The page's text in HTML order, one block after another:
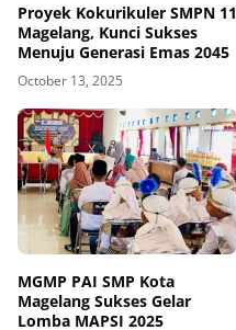
Proyek Kokurikuler SMPN 11
Magelang, Kunci Sukses
Menuju Generasi Emas 2045
October 13, 2025
MGMP PAI SMP Kota
Magelang Sukses Gelar
Lomba MAPSI 2025